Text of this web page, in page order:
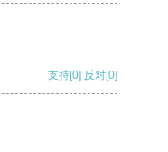
支持[0] 反对[0]